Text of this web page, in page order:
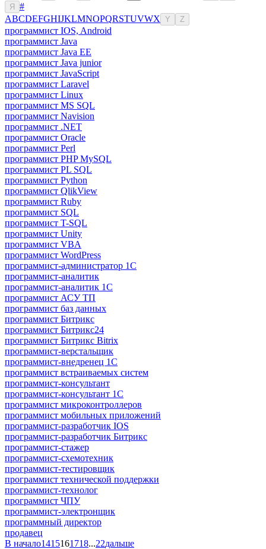
Я
#
ABCDEFGHIJKLMNOPQRSTUVWX Y Z
программист IOS, Android
программист Java
программист Java EE
программист Java junior
программист JavaScript
программист Laravel
программист Linux
программист MS SQL
программист Navision
программист .NET
программист Oracle
программист Perl
программист PHP MySQL
программист PL SQL
программист Python
программист QlikView
программист Ruby
программист SQL
программист T-SQL
программист Unity
программист VBA
программист WordPress
программист-администратор 1С
программист-аналитик
программист-аналитик 1С
программист АСУ ТП
программист баз данных
программист Битрикс
программист Битрикс24
программист Битрикс Bitrix
программист-верстальщик
программист-внедренец 1С
программист встраиваемых систем
программист-консультант
программист-консультант 1C
программист микроконтроллеров
программист мобильных приложений
программист-разработчик IOS
программист-разработчик Битрикс
программист-стажер
программист-схемотехник
программист-тестировщик
программист технической поддержки
программист-технолог
программист ЧПУ
программист-электронщик
программный директор
продавец
В начало1415161718...22дальше